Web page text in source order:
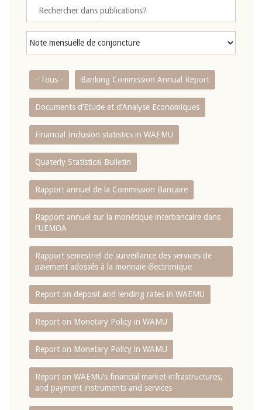
- Tous - Banking Commission Annual Report
Documents d’Etude et d’Analyse Economiques
Financial Inclusion statistics in WAEMU
Quaterly Statistical Bulletin
Rapport annuel de la Commission Bancaire
Rapport annuel sur la monétique interbancaire dans
l'UEMOA
Rapport semestriel de surveillance des services de
paiement adossés à la monnaie électronique
Report on deposit and lending rates in WAEMU
Report on Monetary Policy in WAMU
Report on Monetary Policy in WAMU
Report on WAEMU’s financial market infrastructures,
and payment instruments and services